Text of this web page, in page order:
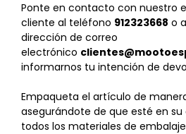
Ponte en contacto con nuestro
cliente al teléfono 912323668 o
dirección de correo
electrónico
informarnos tu intención de
Empaqueta el artículo de
asegurándote de que esté en
todos los materiales de